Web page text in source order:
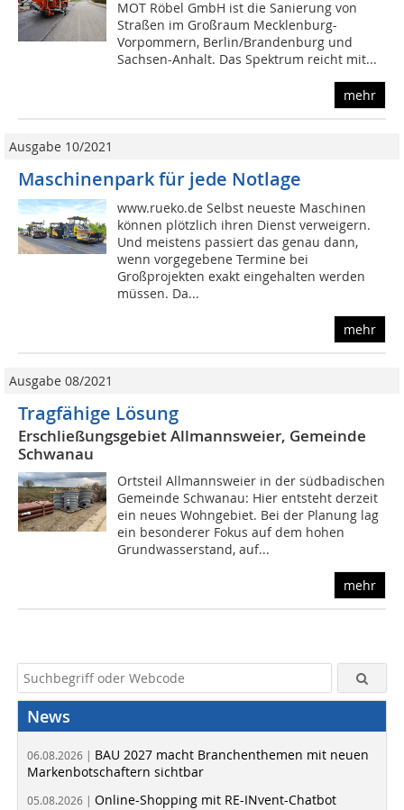
MOT Röbel GmbH ist die Sanierung von
Straßen im Großraum Mecklenburg-
Vorpommern, Berlin/Brandenburg und
Sachsen-Anhalt. Das Spektrum reicht mit...
mehr
Ausgabe 10/2021
Maschinenpark für jede Notlage
www.rueko.de Selbst neueste Maschinen
können plötzlich ihren Dienst verweigern.
Und meistens passiert das genau dann,
wenn vorgegebene Termine bei
Großprojekten exakt eingehalten werden
müssen. Da...
mehr
Ausgabe 08/2021
Tragfähige Lösung
Erschließungsgebiet Allmannsweier, Gemeinde
Schwanau
Ortsteil Allmannsweier in der südbadischen
Gemeinde Schwanau: Hier entsteht derzeit
ein neues Wohngebiet. Bei der Planung lag
ein besonderer Fokus auf dem hohen
Grundwasserstand, auf...
mehr
News
06.08.2026 | BAU 2027 macht Branchenthemen mit neuen
Markenbotschaftern sichtbar
05.08.2026 | Online-Shopping mit RE-INvent-Chatbot